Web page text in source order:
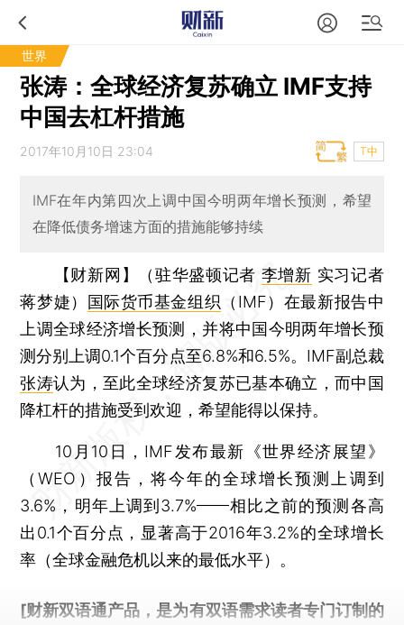
世界
张涛：全球经济复苏确立 IMF支持
中国去杠杆措施
2017年10月10日 23:04 T中
IMF在年内第四次上调中国今明两年增长预测，希望
在降低债务增速方面的措施能够持续
【财新网】（驻华盛顿记者 李增新 实习记者
蒋梦婕）
国际货币基金组织 （IMF）在最新报告中
上调全球经济增长预测，并将中国今明两年增长预
测分别上调0.1个百分点至6.8%和6.5%。IMF副总裁
张涛认为，至此全球经济复苏已基本确立，而中国
降杠杆的措施受到欢迎，希望能得以保持。
10月10日，IMF发布最新《世界经济展望》
（WEO）报告，将今年的全球增长预测上调到
3.6%，明年上调到3.7%——相比之前的预测各高
出0.1个百分点，显著高于2016年3.2%的全球增长
率（全球金融危机以来的最低水平）。
[财新双语通产品，是为有双语需求读者专门订制的